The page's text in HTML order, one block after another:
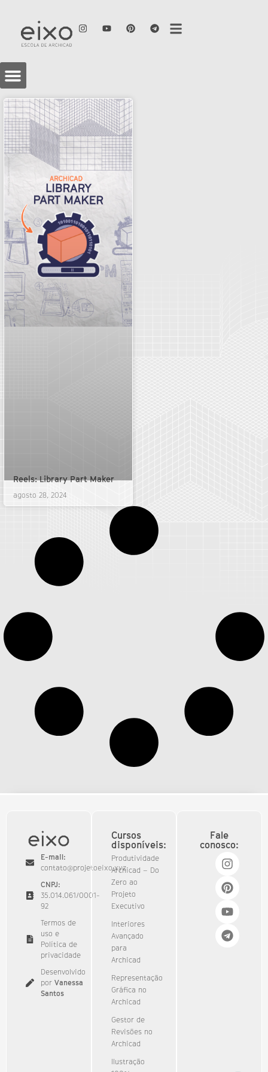
Reels: Library Part Maker
agosto 28, 2024
E-mail:
contato@projetoeixo.xyz
CNPJ:
35.014.061/0001-
92​
Termos de
uso e
Política de
privacidade
Desenvolvido
por Vanessa
Santos
Cursos
disponíveis:
Produtividade
Archicad – Do
Zero ao
Projeto
Executivo
Interiores
Avançado
para
Archicad
Representação
Gráfica no
Archicad
Gestor de
Revisões no
Archicad
Ilustração
Fale
conosco: